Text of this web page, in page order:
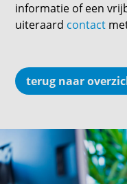
informatie of een
uiteraard contact
terug naar